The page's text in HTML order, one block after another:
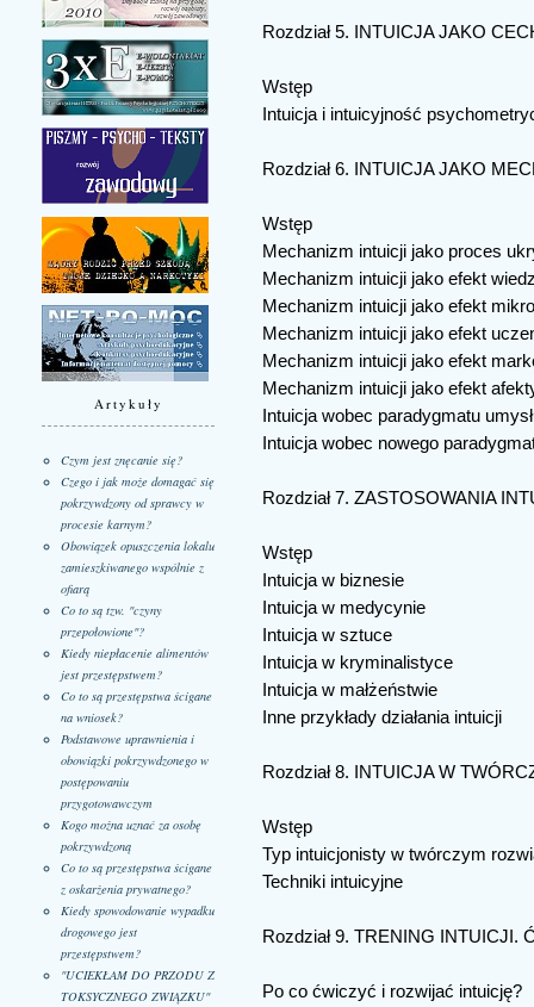
Artykuły
Czym jest znęcanie się?
Czego i jak może domagać się
pokrzywdzony od sprawcy w
procesie karnym?
Obowiązek opuszczenia lokalu
zamieszkiwanego wspólnie z
ofiarą
Co to są tzw. "czyny
przepołowione"?
Kiedy niepłacenie alimentów
jest przestępstwem?
Co to są przestępstwa ścigane
na wniosek?
Podstawowe uprawnienia i
obowiązki pokrzywdzonego w
postępowaniu
przygotowawczym
Kogo można uznać za osobę
pokrzywdzoną
Co to są przestępstwa ścigane
z oskarżenia prywatnego?
Kiedy spowodowanie wypadku
drogowego jest
przestępstwem?
"UCIEKŁAM DO PRZODU Z
TOKSYCZNEGO ZWIĄZKU"
Rozdział 5. INTUICJA JAKO
Wstęp
Intuicja i intuicyjność
Rozdział 6. INTUICJA JAKO
Wstęp
Mechanizm intuicji jako proces
Mechanizm intuicji jako efekt
Mechanizm intuicji jako efekt
Mechanizm intuicji jako efekt
Mechanizm intuicji jako efekt
Mechanizm intuicji jako efekt
Intuicja wobec paradygmatu
Intuicja wobec nowego
Rozdział 7. ZASTOSOWANIA
Wstęp
Intuicja w biznesie
Intuicja w medycynie
Intuicja w sztuce
Intuicja w kryminalistyce
Intuicja w małżeństwie
Inne przykłady działania intuicji
Rozdział 8. INTUICJA W
Wstęp
Typ intuicjonisty w twórczym
Techniki intuicyjne
Rozdział 9. TRENING INTUICJI.
Po co ćwiczyć i rozwijać intuicję?